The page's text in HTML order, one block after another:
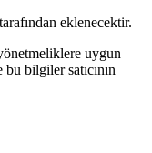
eklenecektir.
uygun
bilgiler satıcının